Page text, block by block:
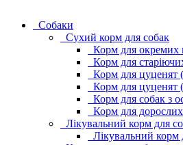
Cобаки
Сухий корм для собак
Корм для окремих
Корм для
Корм для цуценят
Корм для цуценят
Корм для собак з
Корм для
Лікувальний корм для
Лікувальний корм